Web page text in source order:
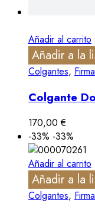
Añadir al carrito
Añadir a la
Colgantes,
Colgante
170,00€
-33% -33%
Añadir al carrito
Añadir a la
Colgantes,